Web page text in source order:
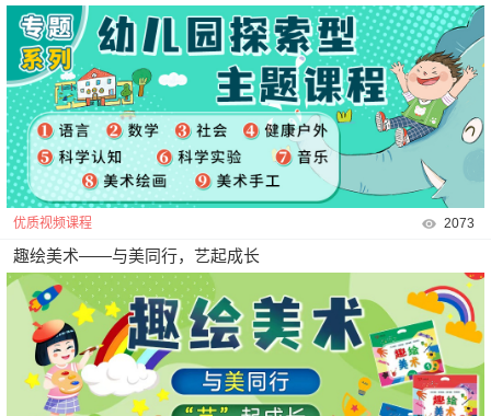
优质视频课程 2073
趣绘美术——与美同行，艺起成长